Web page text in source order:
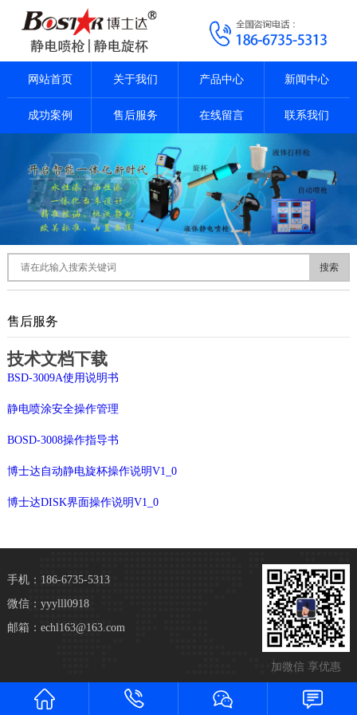
网站首页 关于我们 产品中心 新闻中心
成功案例 售后服务 在线留言 联系我们
搜索
售后服务
技术文档下载
BSD-3009A使用说明书
静电喷涂安全操作管理
BOSD-3008操作指导书
博士达自动静电旋杯操作说明V1_0
博士达DISK界面操作说明V1_0
加微信 享优惠
手机：186-6735-5313
微信：yyylll0918
邮箱：echl163@163.com